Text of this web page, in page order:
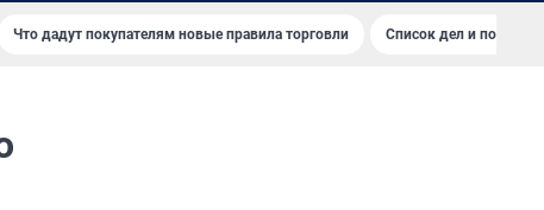
Что дадут покупателям новые правила торговли Список дел и покупок